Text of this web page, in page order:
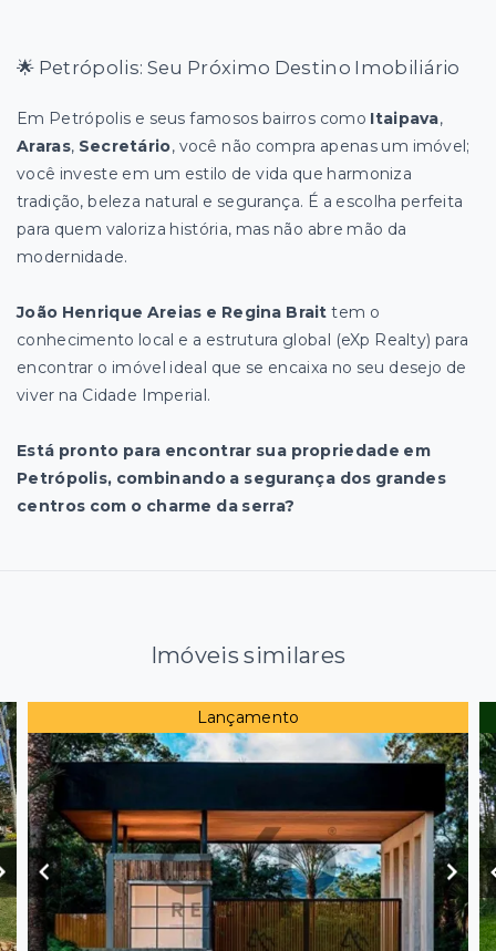
🌟 Petrópolis: Seu Próximo Destino Imobiliário
Em Petrópolis e seus famosos bairros como Itaipava,
Araras, Secretário, você não compra apenas um imóvel;
você investe em um estilo de vida que harmoniza
tradição, beleza natural e segurança. É a escolha perfeita
para quem valoriza história, mas não abre mão da
modernidade.
João Henrique Areias e Regina Brait tem o
conhecimento local e a estrutura global (eXp Realty) para
encontrar o imóvel ideal que se encaixa no seu desejo de
viver na Cidade Imperial.
Está pronto para encontrar sua propriedade em
Petrópolis, combinando a segurança dos grandes
centros com o charme da serra?
Imóveis similares
Lançamento